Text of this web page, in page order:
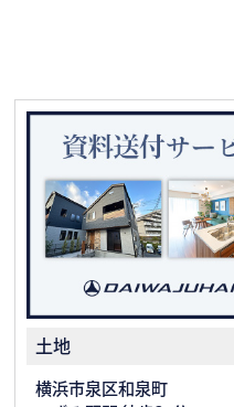
土地
横浜市泉区和泉町